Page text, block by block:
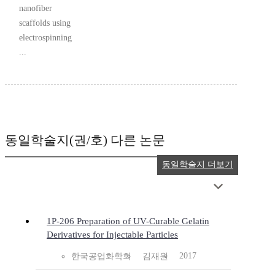
nanofiber
scaffolds using
electrospinning
...
동일학술지(권/호) 다른 논문
1P-206 Preparation of UV-Curable Gelatin
Derivatives for Injectable Particles
한국공업화학회 김재원 2017
동일학술지 더보기